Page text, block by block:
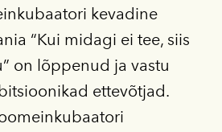
kevadine
“Kui midagi ei tee, siis
on lõppenud ja vastu
ettevõtjad.